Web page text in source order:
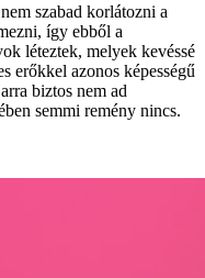
szabad korlátozni a
így ebből a
léteztek, melyek kevéssé
erőkkel azonos képességű
biztos nem ad
semmi remény nincs.